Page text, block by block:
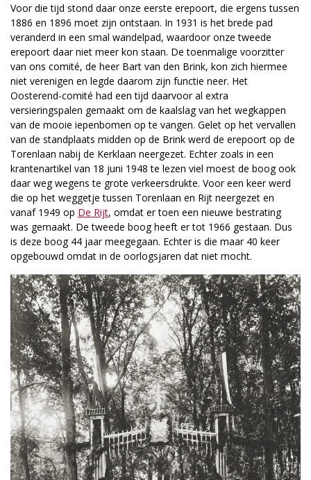
Voor die tijd stond daar onze eerste erepoort, die ergens tussen
1886 en 1896 moet zijn ontstaan. In 1931 is het brede pad
veranderd in een smal wandelpad, waardoor onze tweede
erepoort daar niet meer kon staan. De toenmalige voorzitter
van ons comité, de heer Bart van den Brink, kon zich hiermee
niet verenigen en legde daarom zijn functie neer. Het
Oosterend-comité had een tijd daarvoor al extra
versieringspalen gemaakt om de kaalslag van het wegkappen
van de mooie iepenbomen op te vangen. Gelet op het vervallen
van de standplaats midden op de Brink werd de erepoort op de
Torenlaan nabij de Kerklaan neergezet. Echter zoals in een
krantenartikel van 18 juni 1948 te lezen viel moest de boog ook
daar weg wegens te grote verkeersdrukte. Voor een keer werd
die op het weggetje tussen Torenlaan en Rijt neergezet en
vanaf 1949 op De Rijt, omdat er toen een nieuwe bestrating
was gemaakt. De tweede boog heeft er tot 1966 gestaan. Dus
is deze boog 44 jaar meegegaan. Echter is die maar 40 keer
opgebouwd omdat in de oorlogsjaren dat niet mocht.